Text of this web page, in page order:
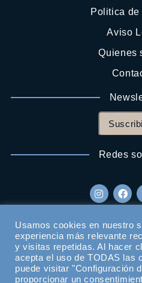
Politica de
Aviso
Quienes
Redes
Usamos cookies en nuestro
experiencia más relevante
y visitas repetidas. Al hacer
acepta el uso de TODAS las
puede visitar "Configuración
proporcionar un